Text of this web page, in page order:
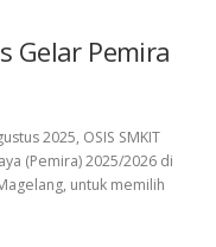
Gelar Pemira
2025, OSIS SMKIT
(Pemira) 2025/2026 di
untuk memilih